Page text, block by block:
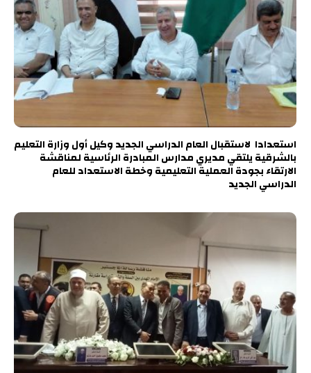
استعدادا لاستقبال العام الدراسي الجديد وكيل أول وزارة التعليم
بالشرقية يلتقي مديري مدارس المبادرة الرئاسية لمناقشة
الارتقاء بجودة العملية التعليمية وخطة الاستعداد للعام
الدراسي الجديد